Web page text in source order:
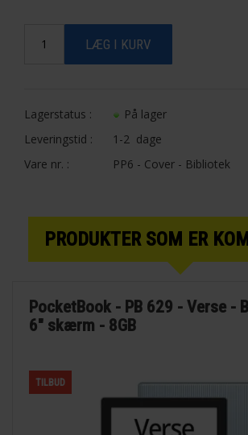
Lagerstatus :
På lager
Leveringstid :
1-2 dage
Vare nr. :
PP6 - Cover - Bibliotek
PRODUKTER SOM ER
PocketBook - PB 629 - Verse -
6" skærm - 8GB
TILBUD